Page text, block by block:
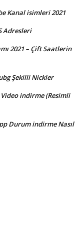
Kanal isimleri 2021
Adresleri
2021 – Çift Saatlerin
Şekilli Nickler
indirme (Resimli
Durum indirme Nasıl